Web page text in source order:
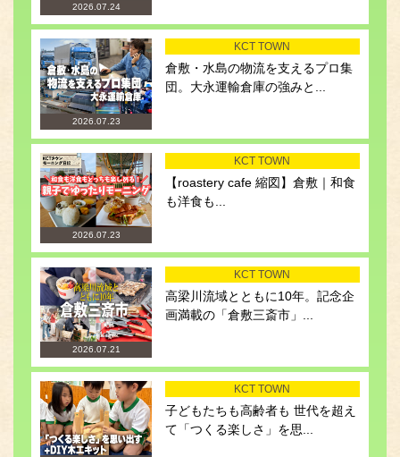
2026.07.24
2026.07.23
KCT TOWN
倉敷・水島の物流を支えるプロ集
団。大永運輸倉庫の強みと...
2026.07.23
KCT TOWN
【roastery cafe 縮図】倉敷｜和食
も洋食も...
2026.07.21
KCT TOWN
高梁川流域とともに10年。記念企
画満載の「倉敷三斎市」...
KCT TOWN
子どもたちも高齢者も 世代を超え
て「つくる楽しさ」を思...